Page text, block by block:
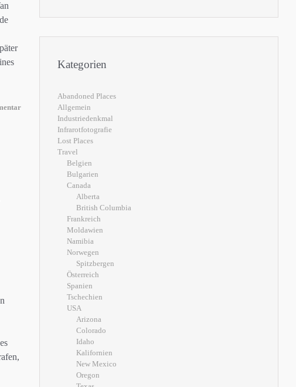
Kategorien
Abandoned Places
Allgemein
Industriedenkmal
Infrarotfotografie
Lost Places
Travel
Belgien
Bulgarien
Canada
Alberta
British Columbia
Frankreich
Moldawien
Namibia
Norwegen
Spitzbergen
Österreich
Spanien
Tschechien
USA
Arizona
Colorado
Idaho
Kalifornien
New Mexico
Oregon